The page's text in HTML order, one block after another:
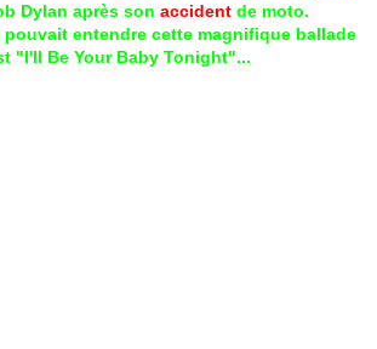
Dylan après son accident de moto.
entendre cette magnifique ballade
"I'll Be Your Baby Tonight"...